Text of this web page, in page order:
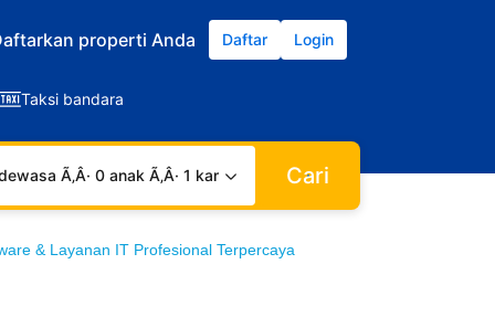
properti Anda Daftar Login
Taksi bandara
Ã‚Â· 0 anak Ã‚Â· 1 kamar Cari
& Layanan IT Profesional Terpercaya